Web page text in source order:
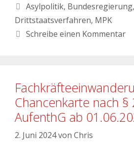
Asylpolitik, Bundesregierung,
Drittstaatsverfahren, MPK
Schreibe einen Kommentar
Chancenkarte nach §
AufenthG ab
2. Juni 2024von Chris